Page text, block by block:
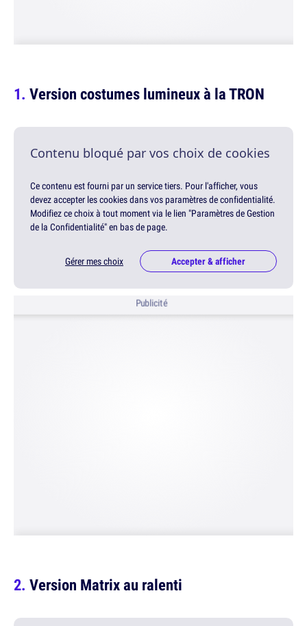
Version costumes lumineux à la TRON
Contenu bloqué par vos choix de cookies
Ce contenu est fourni par un service tiers. Pour l'afficher, vous
devez accepter les cookies dans vos paramètres de confidentialité.
Modifiez ce choix à tout moment via le lien "Paramètres de Gestion
de la Confidentialité" en bas de page.
Gérer mes choix Accepter & afficher
Publicité
Version Matrix au ralenti